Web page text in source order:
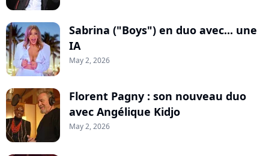
Sabrina ("Boys") en duo avec... une
IA
May 2, 2026
Florent Pagny : son nouveau duo
avec Angélique Kidjo
May 2, 2026